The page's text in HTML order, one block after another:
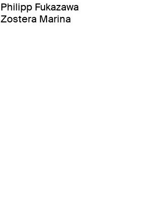
Philipp Fukazawa
Zostera Marina